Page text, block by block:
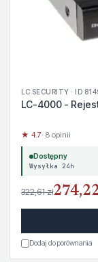
LC SECURITY · ID
LC-4000 -
★ 4.7· 8 opinii
Dostępny
Wysyłka 24h
322,61 zł
Dodaj do porównania